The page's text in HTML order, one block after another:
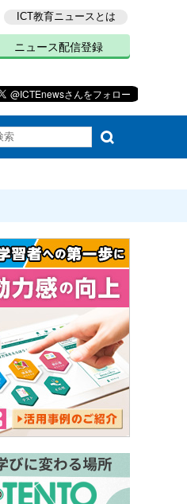
ICT教育ニュースとは
ニュース配信登録